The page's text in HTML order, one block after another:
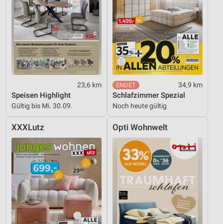
23,6 km
Speisen Highlight
Gültig bis Mi. 30.09.
34,9 km
Schlafzimmer Spezial
Noch heute gültig
XXXLutz Opti Wohnwelt